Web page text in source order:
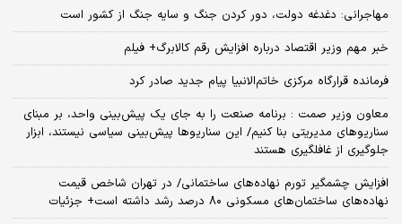
مهاجرانی: دغدغه دولت، دور کردن جنگ و سایه جنگ از کشور است
خبر مهم وزیر اقتصاد درباره افزایش رقم کالابرگ+ فیلم
فرمانده قرارگاه مرکزی خاتم‌الانبیا پیام جدید صادر کرد
معاون وزیر صمت : برنامه صنعت را به جای یک پیش‌بینی واحد، بر مبنای
سناریوهای مدیریتی بنا کنیم/ این سناریوها پیش‌بینی سیاسی نیستند، ابزار
جلوگیری از غافلگیری هستند
افزایش چشمگیر تورم نهاده‌های ساختمانی/ در تهران شاخص قیمت
نهاده‌های ساختمان‌های مسکونی ۸۰ درصد رشد داشته است+ جزئیات